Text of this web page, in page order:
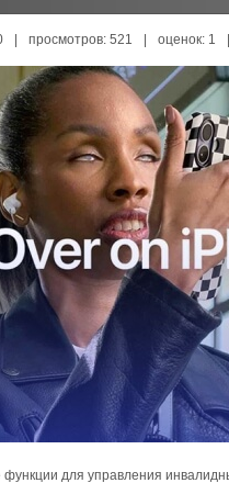
| просмотров: 521 | оценок: 1 |
для управления